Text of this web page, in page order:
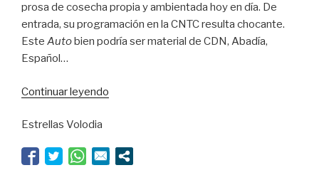
prosa de cosecha propia y ambientada hoy en día. De
entrada, su programación en la CNTC resulta chocante.
Este Autobien podría ser material de CDN, Abadía,
Español…
Continuar leyendo
Estrellas Volodia